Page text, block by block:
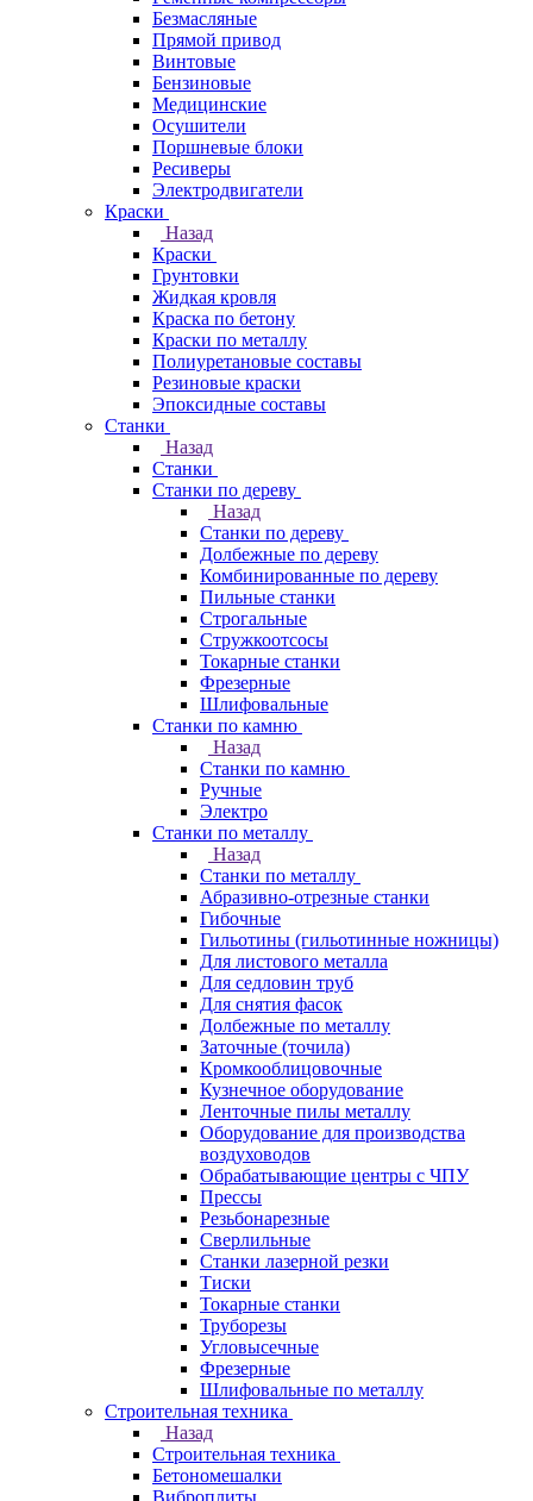
Безмасляные
Прямой привод
Винтовые
Бензиновые
Медицинские
Осушители
Поршневые блоки
Ресиверы
Электродвигатели
Краски
Назад
Краски
Грунтовки
Жидкая кровля
Краска по бетону
Краски по металлу
Полиуретановые составы
Резиновые краски
Эпоксидные составы
Станки
Назад
Станки
Станки по дереву
Назад
Станки по дереву
Долбежные по дереву
Комбинированные по дереву
Пильные станки
Строгальные
Стружкоотсосы
Токарные станки
Фрезерные
Шлифовальные
Станки по камню
Назад
Станки по камню
Ручные
Электро
Станки по металлу
Назад
Станки по металлу
Абразивно-отрезные станки
Гибочные
Гильотины (гильотинные ножницы)
Для листового металла
Для седловин труб
Для снятия фасок
Долбежные по металлу
Заточные (точила)
Кромкооблицовочные
Кузнечное оборудование
Ленточные пилы металлу
Оборудование для производства
воздуховодов
Обрабатывающие центры с ЧПУ
Прессы
Резьбонарезные
Сверлильные
Станки лазерной резки
Тиски
Токарные станки
Труборезы
Угловысечные
Фрезерные
Шлифовальные по металлу
Строительная техника
Назад
Строительная техника
Бетономешалки
Виброплиты